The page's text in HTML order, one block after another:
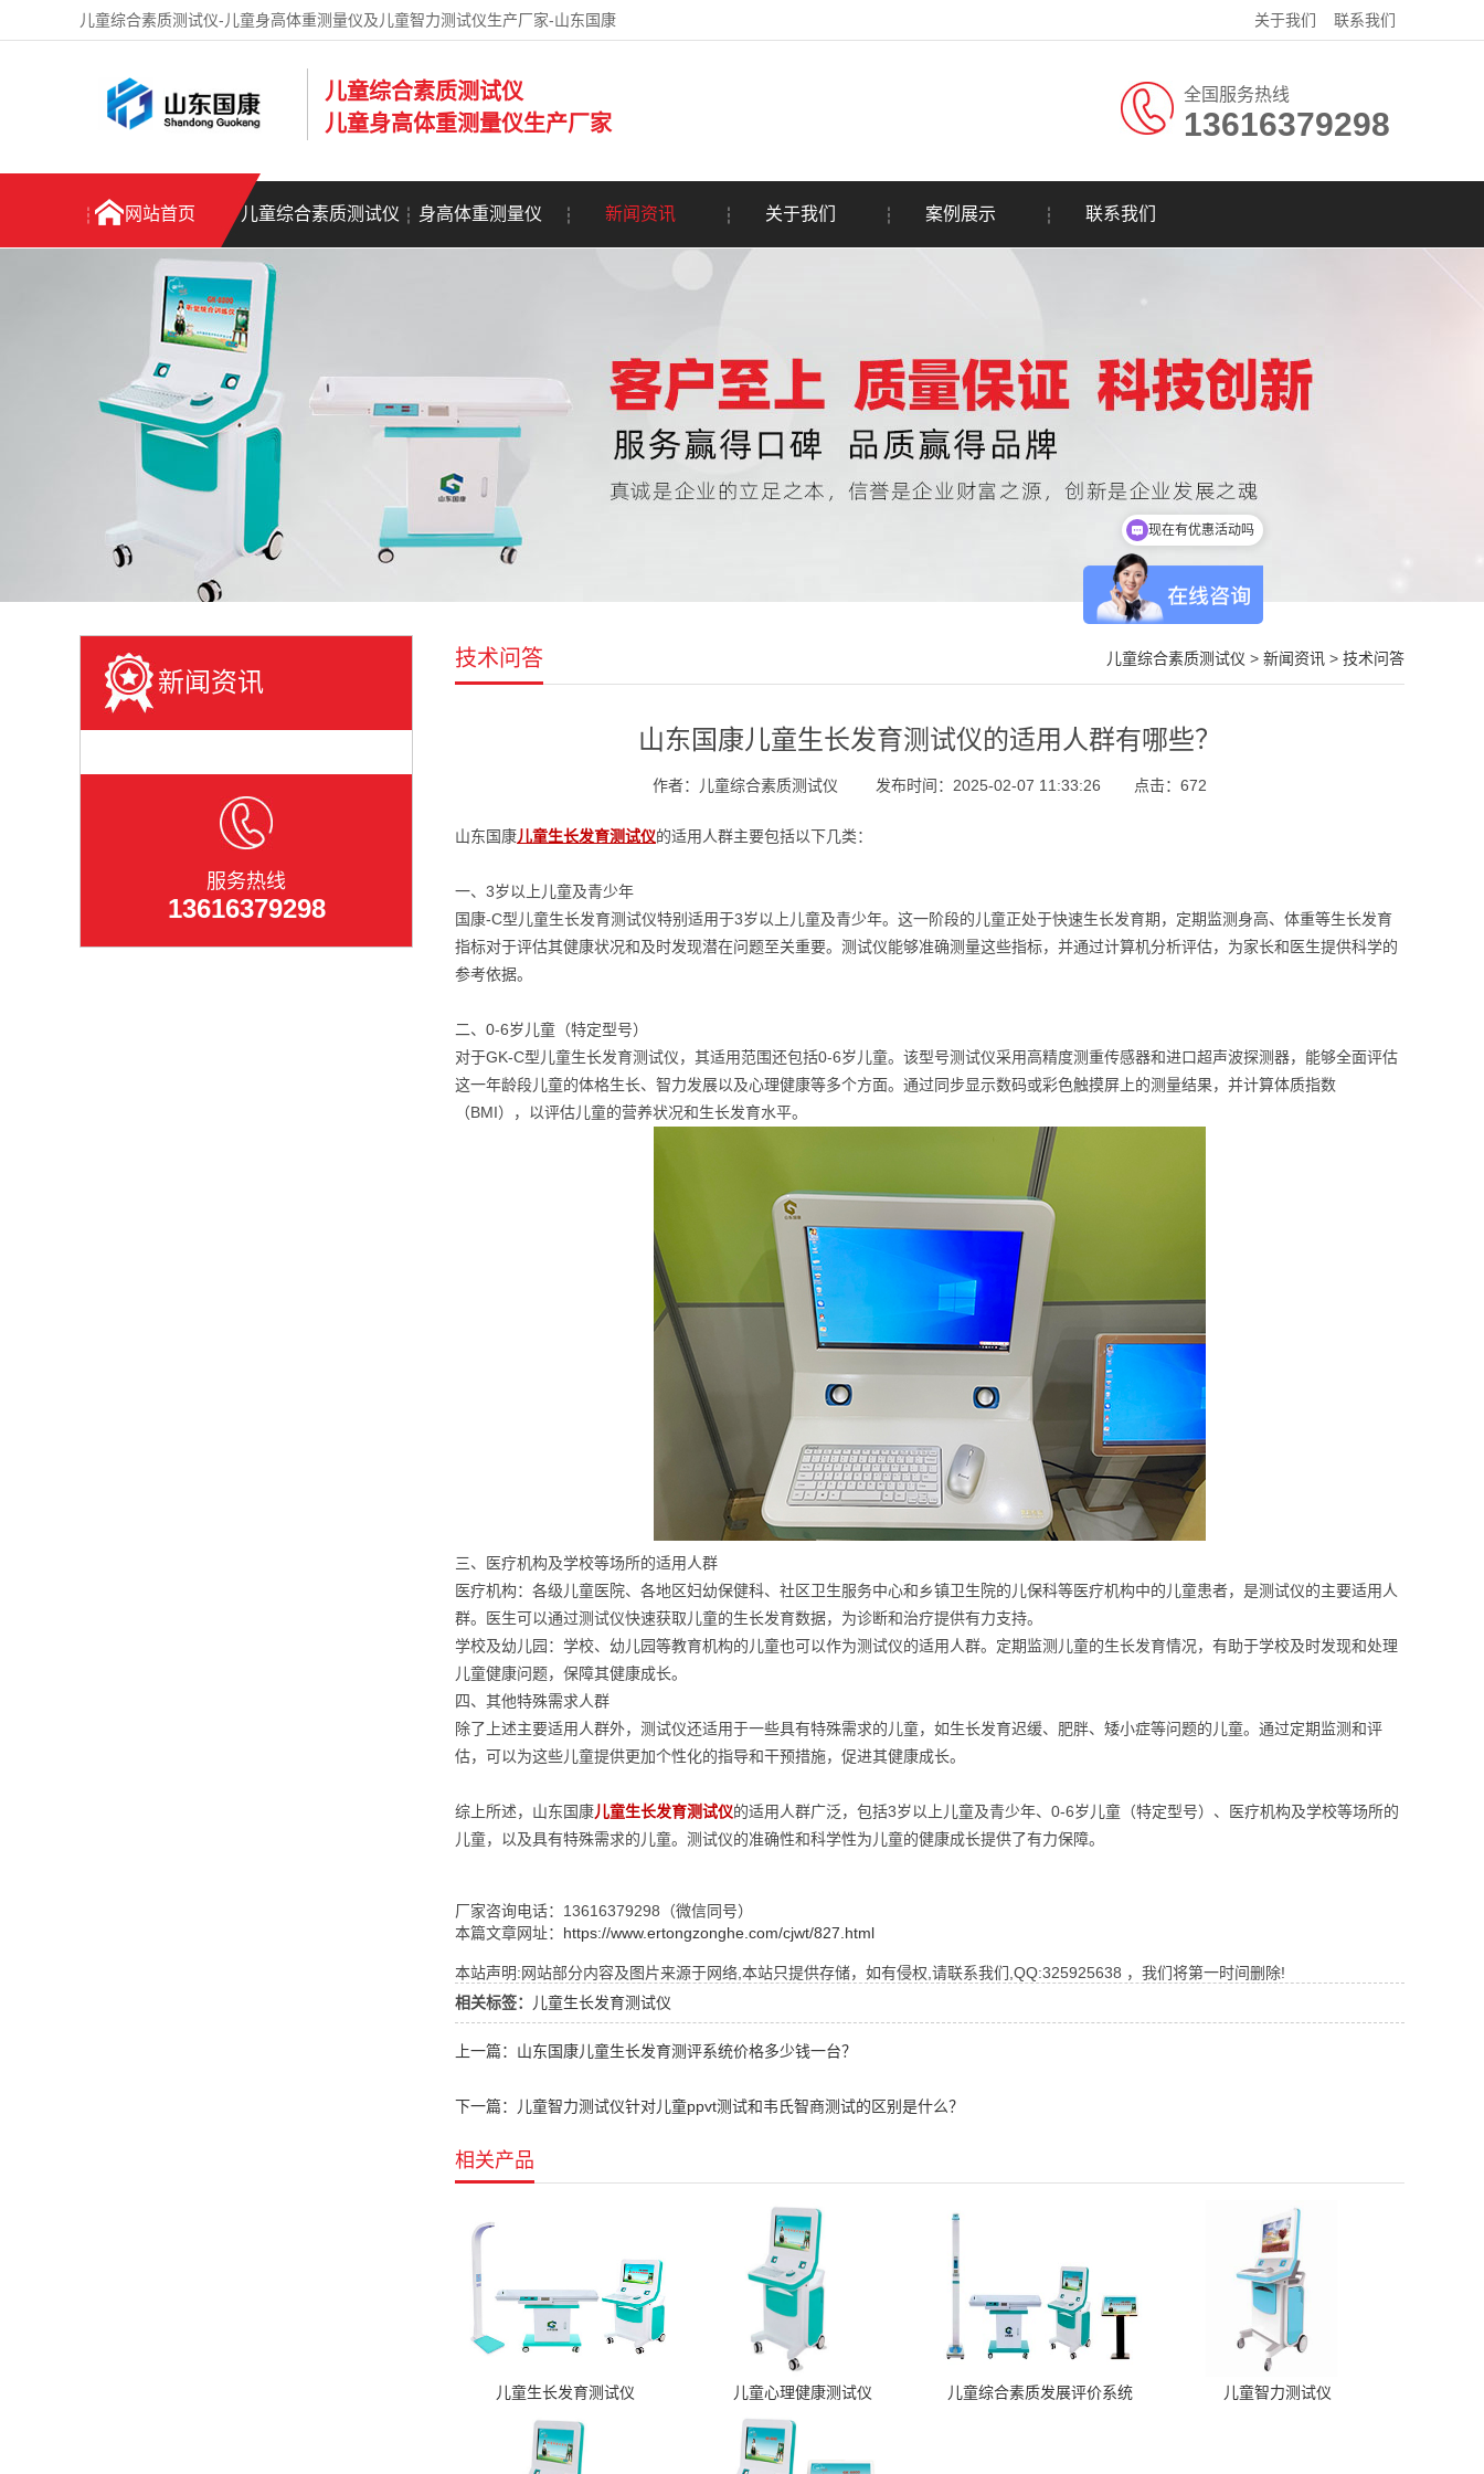
儿童综合素质测试仪-儿童身高体重测量仪及儿童智力测试仪生产厂家-山东国康 关于我们 联系我们
儿童综合素质测试仪
儿童身高体重测量仪生产厂家
全国服务热线
13616379298
网站首页 儿童综合素质测试仪 身高体重测量仪 新闻资讯 关于我们 案例展示 联系我们
新闻资讯
服务热线
13616379298
技术问答 儿童综合素质测试仪 > 新闻资讯 > 技术问答
山东国康儿童生长发育测试仪的适用人群有哪些？
作者：儿童综合素质测试仪 发布时间：2025-02-07 11:33:26 点击： 672
山东国康儿童生长发育测试仪的适用人群主要包括以下几类：
一、3岁以上儿童及青少年
国康-C型儿童生长发育测试仪特别适用于3岁以上儿童及青少年。这一阶段的儿童正处于快速生长发育期，定期监测身高、体重等生长发育
指标对于评估其健康状况和及时发现潜在问题至关重要。测试仪能够准确测量这些指标，并通过计算机分析评估，为家长和医生提供科学的
参考依据。
二、0-6岁儿童（特定型号）
对于GK-C型儿童生长发育测试仪，其适用范围还包括0-6岁儿童。该型号测试仪采用高精度测重传感器和进口超声波探测器，能够全面评估
这一年龄段儿童的体格生长、智力发展以及心理健康等多个方面。通过同步显示数码或彩色触摸屏上的测量结果，并计算体质指数
（BMI），以评估儿童的营养状况和生长发育水平。
三、医疗机构及学校等场所的适用人群
医疗机构：各级儿童医院、各地区妇幼保健科、社区卫生服务中心和乡镇卫生院的儿保科等医疗机构中的儿童患者，是测试仪的主要适用人
群。医生可以通过测试仪快速获取儿童的生长发育数据，为诊断和治疗提供有力支持。
学校及幼儿园：学校、幼儿园等教育机构的儿童也可以作为测试仪的适用人群。定期监测儿童的生长发育情况，有助于学校及时发现和处理
儿童健康问题，保障其健康成长。
四、其他特殊需求人群
除了上述主要适用人群外，测试仪还适用于一些具有特殊需求的儿童，如生长发育迟缓、肥胖、矮小症等问题的儿童。通过定期监测和评
估，可以为这些儿童提供更加个性化的指导和干预措施，促进其健康成长。
综上所述，山东国康儿童生长发育测试仪的适用人群广泛，包括3岁以上儿童及青少年、0-6岁儿童（特定型号）、医疗机构及学校等场所的
儿童，以及具有特殊需求的儿童。测试仪的准确性和科学性为儿童的健康成长提供了有力保障。
厂家咨询电话：13616379298（微信同号）
本篇文章网址： https://www.ertongzonghe.com/cjwt/827.html
本站声明:网站部分内容及图片来源于网络,本站只提供存储，如有侵权,请联系我们,QQ:325925638 ，我们将第一时间删除!
相关标签：
儿童生长发育测试仪
上一篇：山东国康儿童生长发育测评系统价格多少钱一台？
下一篇：儿童智力测试仪针对儿童ppvt测试和韦氏智商测试的区别是什么？
相关产品
儿童生长发育测试仪 儿童心理健康测试仪 儿童综合素质发展评价系统 儿童智力测试仪
现在有优惠活动吗